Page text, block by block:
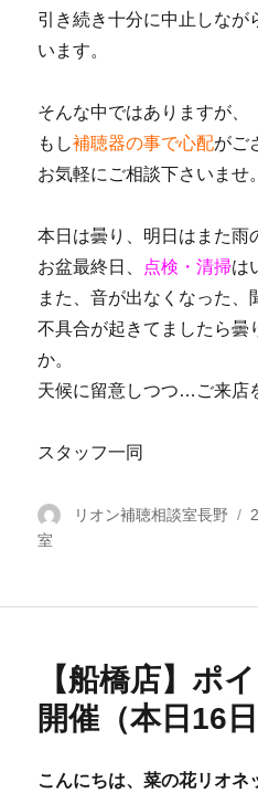
引き続き十分に中止しなが
います。
そんな中ではありますが、
もし補聴器の事で心配がご
お気軽にご相談下さいませ。
本日は曇り、明日はまた雨
お盆最終日、 点検・清掃は
また、音が出なくなった
不具合が起きてましたら曇
か。
天候に留意しつつ…ご来店
スタッフ一同
投
リオン補聴相談室長野
室
【船橋店】ポ
開催（本日16
こんにちは、菜の花リオネ